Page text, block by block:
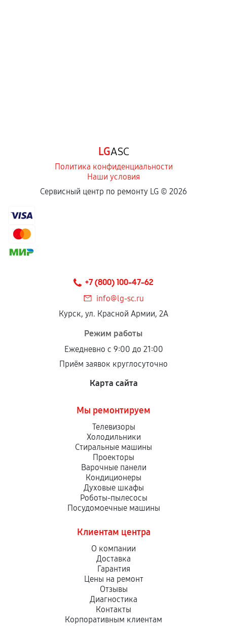
LGASC
Политика конфиденциальности
Наши условия
Сервисный центр по ремонту LG © 2026
+7 (800) 100-47-62
info@lg-sc.ru
Курск, ул. Красной Армии, 2А
Режим работы
Ежедневно с 9:00 до 21:00
Приём заявок круглосуточно
Карта сайта
Мы ремонтируем
Телевизоры
Холодильники
Стиральные машины
Проекторы
Варочные панели
Кондиционеры
Духовые шкафы
Роботы-пылесосы
Посудомоечные машины
Клиентам центра
О компании
Доставка
Гарантия
Цены на ремонт
Отзывы
Диагностика
Контакты
Корпоративным клиентам